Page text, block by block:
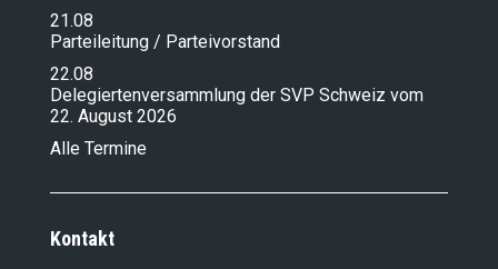
21.08
Parteileitung / Parteivorstand
22.08
Delegiertenversammlung der SVP Schweiz vom
22. August 2026
Alle Termine
Kontakt